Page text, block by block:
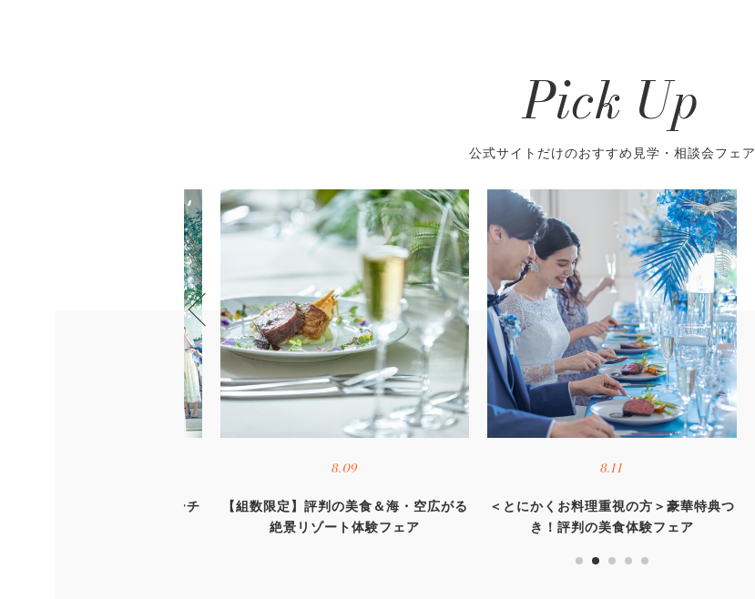
Pick Up
公式サイトだけのおすすめ見学・相談会フェア
花嫁体験】オーシャンビューチ
8.09
【組数限定】評判の美食＆海・空広がる
絶景リゾート体験フェア
8.11
＜とにかくお料理重視の方＞豪華特典つ
き！評判の美食体験フェア